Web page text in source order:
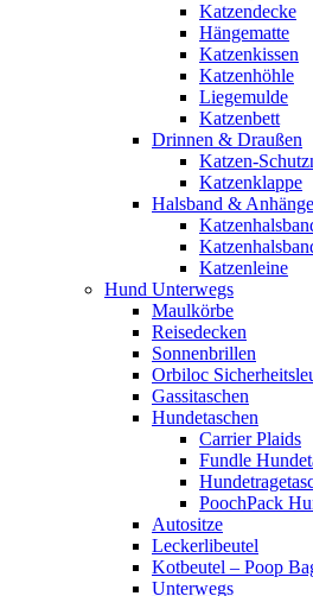
Katzendecke
Hängematte
Katzenkissen
Katzenhöhle
Liegemulde
Katzenbett
Drinnen & Draußen
Katzen-
Katzenklappe
Halsband &
Katzenleine
Hund Unterwegs
Maulkörbe
Reisedecken
Sonnenbrillen
Orbiloc
Gassitaschen
Hundetaschen
Carrier Plaids
Fundle
PoochPack
Autositze
Leckerlibeutel
Kotbeutel – Poop
Unterwegs